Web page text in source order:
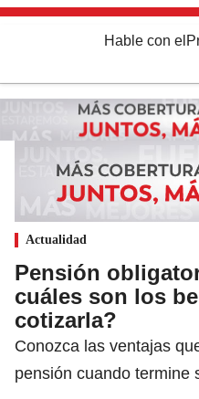
Hable con el
Actualidad
Pensión
cuáles son los
cotizarla?
Conozca las ventajas
pensión cuando termine